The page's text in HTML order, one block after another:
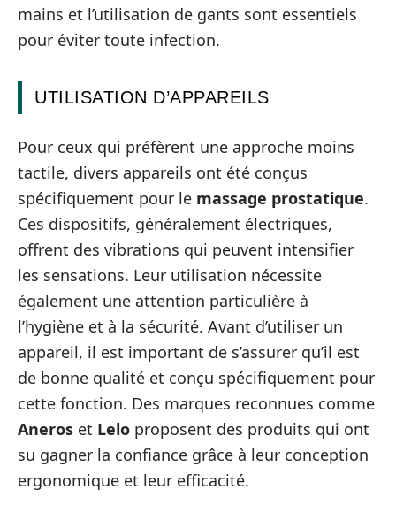
mains et l’utilisation de gants sont essentiels
pour éviter toute infection.
UTILISATION D’APPAREILS
Pour ceux qui préfèrent une approche moins
tactile, divers appareils ont été conçus
spécifiquement pour le massage prostatique.
Ces dispositifs, généralement électriques,
offrent des vibrations qui peuvent intensifier
les sensations. Leur utilisation nécessite
également une attention particulière à
l’hygiène et à la sécurité. Avant d’utiliser un
appareil, il est important de s’assurer qu’il est
de bonne qualité et conçu spécifiquement pour
cette fonction. Des marques reconnues comme
Aneros et Lelo proposent des produits qui ont
su gagner la confiance grâce à leur conception
ergonomique et leur efficacité.